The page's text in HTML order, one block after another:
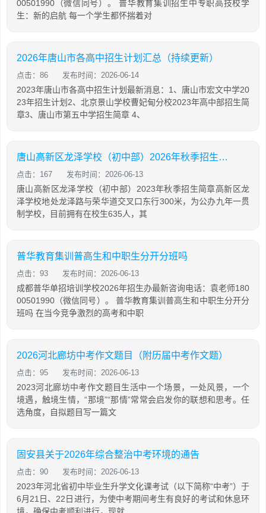
00501990（微信同号）。 普华教育集训招生中专职高技校学
生：新的启航 每一个学生都怀揣着对
2026年唐山市各高中招生计划汇总（持续更新）
点击：86 发布时间：2026-06-14
2023年唐山市各高中招生计划最新消息：1、唐山市宏文中学20
23年招生计划2、北京景山学校曹妃甸分校2023年高中部招生简
章3、唐山市第五中学招生简章 4、
唐山高新区龙泽学校（初中部）2026年秋季招生简章
点击：167 发布时间：2026-06-13
唐山高新区龙泽学校（初中部）2023年秋季招生简章高新区龙
泽学校地处龙泽路与荣华道交叉口东行300米，为公办九年一贯
制学校，目前拥有在校生635人，其
普华教育集训普高生和中职生分开分班吗
点击：93 发布时间：2026-06-13
成都普华单招培训学校2026年招生办最新咨询电话：袁老师180
00501990（微信同号）。 普华教育集训普高生和中职生分开分
班吗 在当今竞争激烈的高考和中职
2026河北廊坊中考作文题目（附历届中考作文题）
点击：95 发布时间：2026-06-13
2023河北廊坊中考作文题目生活中一个场景，一处风景，一个
境遇，触境生情，“那境”“那情”常常会启发你的联想和思考。任
选角度，自拟题目写一篇文
固安县关于2026年综合整治中考环境的通告
点击：90 发布时间：2026-06-13
2023年河北省初中毕业生升学文化课考试（以下简称“中考”）于
6月21日、22日进行，为使中考期间考生有良好的考试和休息环